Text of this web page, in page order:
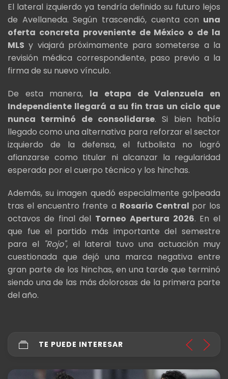
El lateral izquierdo ya tendría definido su futuro lejos
de Avellaneda. Según trascendió, cuenta con una
oferta concreta proveniente de México o de la
MLS y viajará próximamente para someterse a la
revisión médica correspondiente, paso previo a la
firma de su nuevo vínculo.
De esta manera, la etapa de Valenzuela en
Independiente llegará a su fin tras un ciclo que
nunca terminó de consolidarse. Si bien había
llegado como una alternativa para reforzar el sector
izquierdo de la defensa, el futbolista no logró
afianzarse como titular ni alcanzar la regularidad
esperada por el cuerpo técnico y los hinchas.
Además, su imagen quedó especialmente golpeada
tras el encuentro frente a Rosario Central por los
octavos de final del Torneo Apertura 2026. En el
que fue el partido más importante del semestre
para el "Rojo", el lateral tuvo una actuación muy
cuestionada que dejó una marca negativa entre
gran parte de los hinchas, en una tarde que terminó
siendo una de las más dolorosas de la primera parte
del año.
TE PUEDE INTERESAR